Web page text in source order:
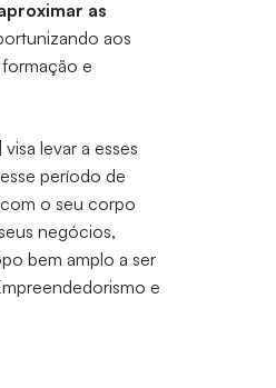
as
aos
e
levar a esses
período de
o seu corpo
negócios,
bem amplo a ser
e